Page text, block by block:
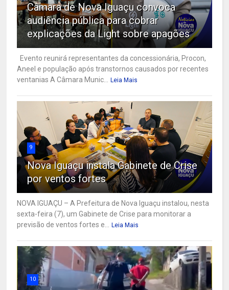
Câmara de Nova Iguaçu convoca
audiência pública para cobrar
explicações da Light sobre apagões
Evento reunirá representantes da concessionária, Procon,
Aneel e população após transtornos causados por recentes
ventanias A Câmara Munic...
Leia Mais
9
Nova Iguaçu instala Gabinete de Crise
por ventos fortes
NOVA IGUAÇU – A Prefeitura de Nova Iguaçu instalou, nesta
sexta-feira (7), um Gabinete de Crise para monitorar a
previsão de ventos fortes e...
Leia Mais
10